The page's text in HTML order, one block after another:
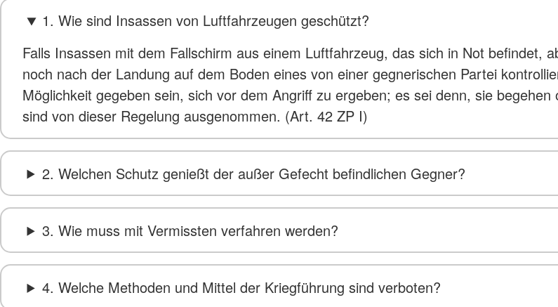
1. Wie sind Insassen von Luftfahrzeugen geschützt?
Falls Insassen mit dem Fallschirm aus einem Luftfahrzeug, das sich in Not befindet,
noch nach der Landung auf dem Boden eines von einer gegnerischen Partei
Möglichkeit gegeben sein, sich vor dem Angriff zu ergeben; es sei denn, sie
sind von dieser Regelung ausgenommen. (Art. 42 ZP I)
2. Welchen Schutz genießt der außer Gefecht befindlichen Gegner?
3. Wie muss mit Vermissten verfahren werden?
4. Welche Methoden und Mittel der Kriegführung sind verboten?